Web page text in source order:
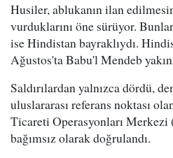
Husiler, ablukanın ilan
vurduklarını öne sürüyor.
ise Hindistan bayraklıydı.
Ağustos'ta Babu'l Mendeb
Saldırılardan yalnızca dördü,
uluslararası referans noktası
Ticareti Operasyonları
bağımsız olarak doğrulandı.